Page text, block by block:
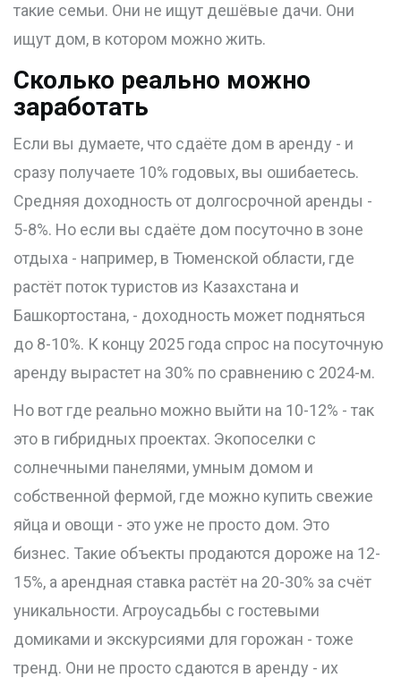
такие семьи. Они не ищут дешёвые дачи. Они
ищут дом, в котором можно жить.
Сколько реально можно
заработать
Если вы думаете, что сдаёте дом в аренду - и
сразу получаете 10% годовых, вы ошибаетесь.
Средняя доходность от долгосрочной аренды -
5-8%. Но если вы сдаёте дом посуточно в зоне
отдыха - например, в Тюменской области, где
растёт поток туристов из Казахстана и
Башкортостана, - доходность может подняться
до 8-10%. К концу 2025 года спрос на посуточную
аренду вырастет на 30% по сравнению с 2024-м.
Но вот где реально можно выйти на 10-12% - так
это в гибридных проектах. Экопоселки с
солнечными панелями, умным домом и
собственной фермой, где можно купить свежие
яйца и овощи - это уже не просто дом. Это
бизнес. Такие объекты продаются дороже на 12-
15%, а арендная ставка растёт на 20-30% за счёт
уникальности. Агроусадьбы с гостевыми
домиками и экскурсиями для горожан - тоже
тренд. Они не просто сдаются в аренду - их